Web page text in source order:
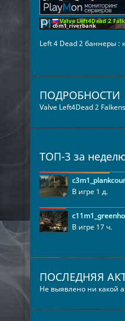
Left 4 Dead 2 баннеры :
ПОДРОБНОСТИ
Valve Left4Dead 2
ТОП-3 за
В игре 1 д.
В игре 17 ч.
ПОСЛЕДНЯЯ
Не выявлено ни какой